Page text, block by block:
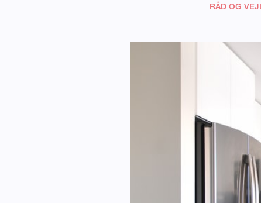
RÅD OG